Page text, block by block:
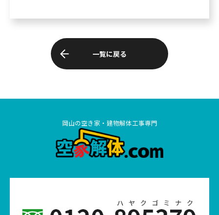
一覧に戻る
岡山の空き家・建物解体工事専門